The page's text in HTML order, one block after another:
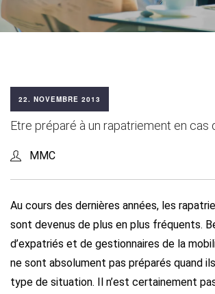
22. NOVEMBRE 2013
Etre préparé à un rapatriement en cas
MMC
Au cours des dernières années, les
sont devenus de plus en plus fréquents.
d’expatriés et de gestionnaires de la
ne sont absolument pas préparés quand
type de situation. Il n’est certainement